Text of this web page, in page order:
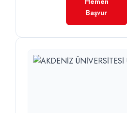
Başvur